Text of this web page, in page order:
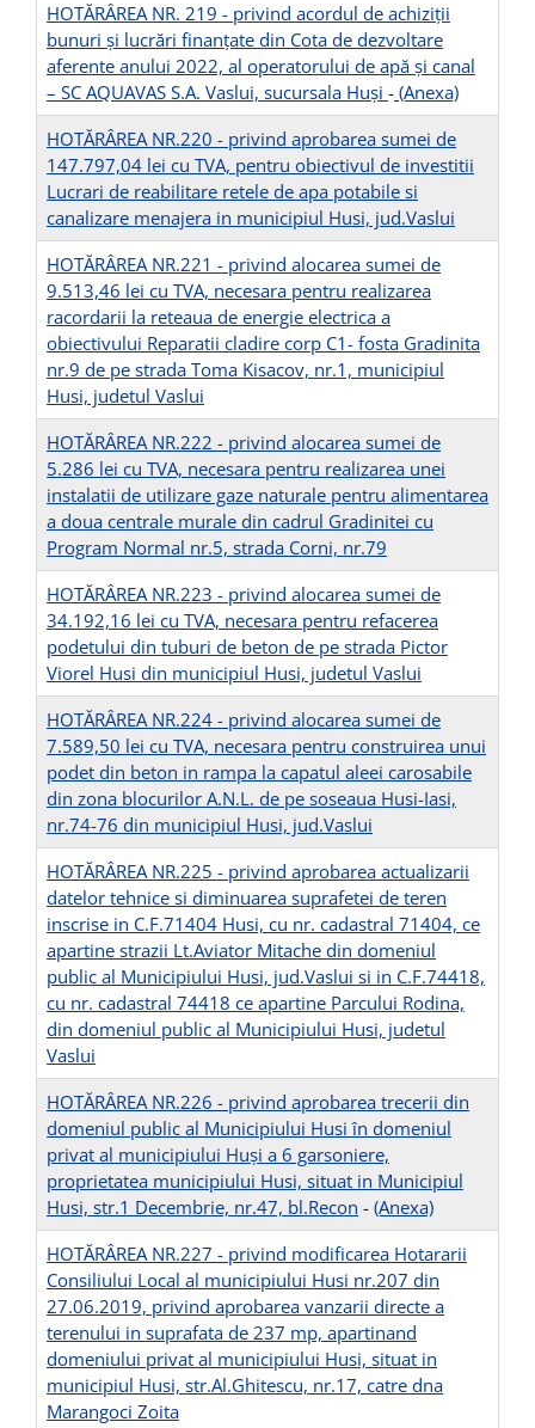
HOTĂRÂREA NR. 219 - privind acordul de achiziții
bunuri și lucrări finanțate din Cota de dezvoltare
aferente anului 2022, al operatorului de apă și canal
– SC AQUAVAS S.A. Vaslui, sucursala Huşi - (Anexa)
HOTĂRÂREA NR.220 - privind aprobarea sumei de
147.797,04 lei cu TVA, pentru obiectivul de investitii
Lucrari de reabilitare retele de apa potabile si
canalizare menajera in municipiul Husi, jud.Vaslui
HOTĂRÂREA NR.221 - privind alocarea sumei de
9.513,46 lei cu TVA, necesara pentru realizarea
racordarii la reteaua de energie electrica a
obiectivului Reparatii cladire corp C1- fosta Gradinita
nr.9 de pe strada Toma Kisacov, nr.1, municipiul
Husi, judetul Vaslui
HOTĂRÂREA NR.222 - privind alocarea sumei de
5.286 lei cu TVA, necesara pentru realizarea unei
instalatii de utilizare gaze naturale pentru alimentarea
a doua centrale murale din cadrul Gradinitei cu
Program Normal nr.5, strada Corni, nr.79
HOTĂRÂREA NR.223 - privind alocarea sumei de
34.192,16 lei cu TVA, necesara pentru refacerea
podetului din tuburi de beton de pe strada Pictor
Viorel Husi din municipiul Husi, judetul Vaslui
HOTĂRÂREA NR.224 - privind alocarea sumei de
7.589,50 lei cu TVA, necesara pentru construirea unui
podet din beton in rampa la capatul aleei carosabile
din zona blocurilor A.N.L. de pe soseaua Husi-Iasi,
nr.74-76 din municipiul Husi, jud.Vaslui
HOTĂRÂREA NR.225 - privind aprobarea actualizarii
datelor tehnice si diminuarea suprafetei de teren
inscrise in C.F.71404 Husi, cu nr. cadastral 71404, ce
apartine strazii Lt.Aviator Mitache din domeniul
public al Municipiului Husi, jud.Vaslui si in C.F.74418,
cu nr. cadastral 74418 ce apartine Parcului Rodina,
din domeniul public al Municipiului Husi, judetul
Vaslui
HOTĂRÂREA NR.226 - privind aprobarea trecerii din
domeniul public al Municipiului Husi în domeniul
privat al municipiului Huși a 6 garsoniere,
proprietatea municipiului Husi, situat in Municipiul
Husi, str.1 Decembrie, nr.47, bl.Recon - (Anexa)
HOTĂRÂREA NR.227 - privind modificarea Hotararii
Consiliului Local al municipiului Husi nr.207 din
27.06.2019, privind aprobarea vanzarii directe a
terenului in suprafata de 237 mp, apartinand
domeniului privat al municipiului Husi, situat in
municipiul Husi, str.Al.Ghitescu, nr.17, catre dna
Marangoci Zoita